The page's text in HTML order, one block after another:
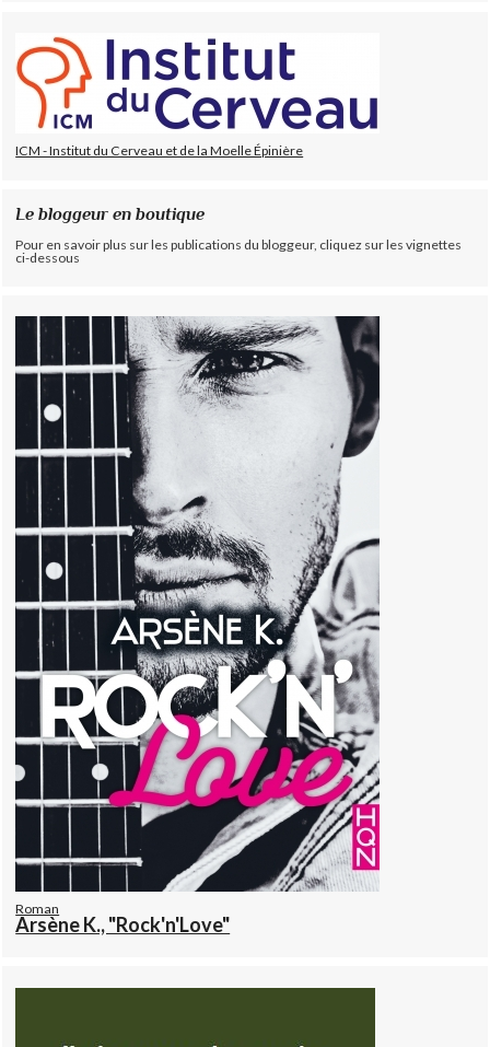
ICM - Institut du Cerveau et de la Moelle Épinière
Le bloggeur en boutique
Pour en savoir plus sur les publications du bloggeur, cliquez sur les vignettes
ci-dessous
Roman
Arsène K., "Rock'n'Love"